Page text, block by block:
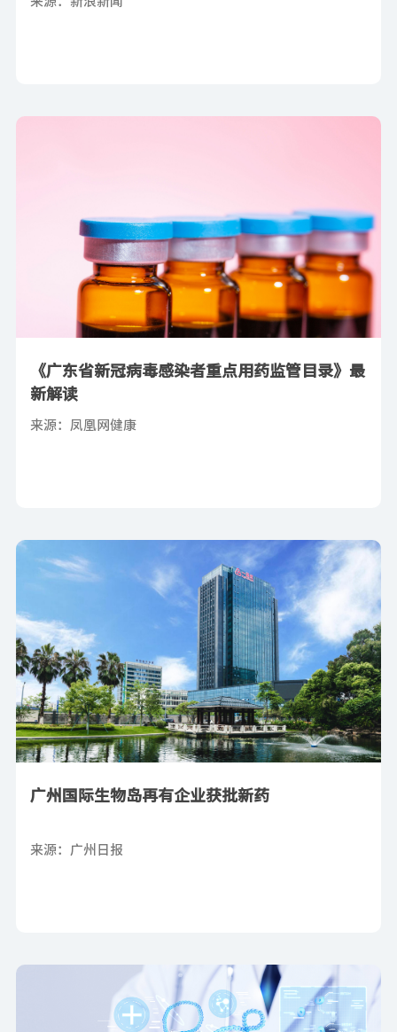
《广东省新冠病毒感染者重点用药监管目录》最
新解读
来源：凤凰网健康
广州国际生物岛再有企业获批新药
来源：广州日报